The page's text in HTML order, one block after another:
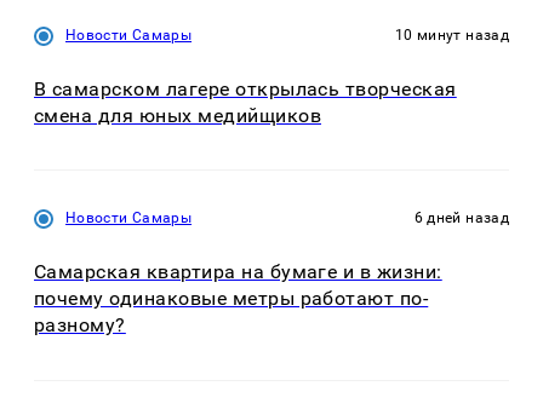
Новости Самары 10 минут назад
В самарском лагере открылась творческая
смена для юных медийщиков
Новости Самары 6 дней назад
Самарская квартира на бумаге и в жизни:
почему одинаковые метры работают по-
разному?